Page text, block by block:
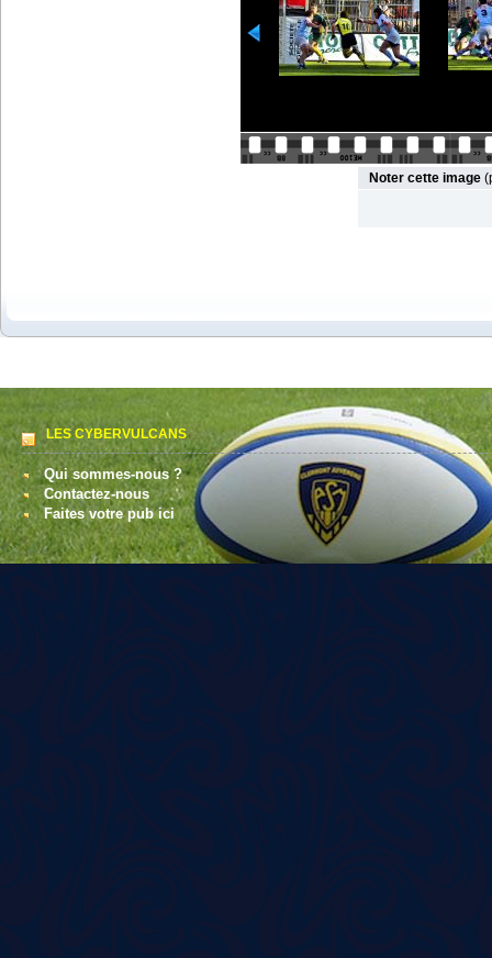
Noter cette image
LES CYBERVULCANS
Qui sommes-nous ?
Contactez-nous
Faites votre pub ici